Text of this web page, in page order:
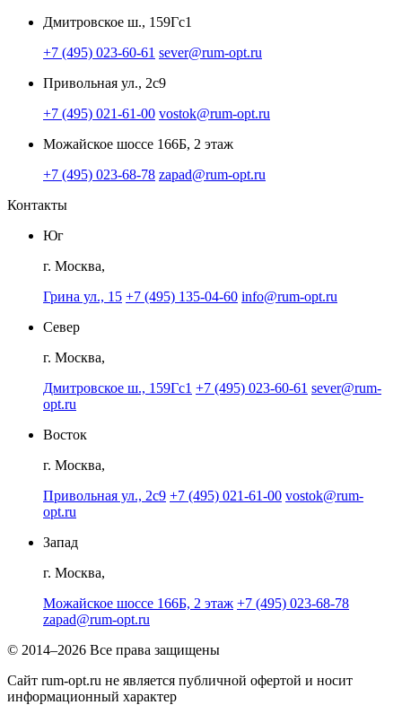
Дмитровское ш., 159Гс1
+7 (495) 023-60-61 sever@rum-opt.ru
Привольная ул., 2с9
+7 (495) 021-61-00 vostok@rum-opt.ru
Можайское шоссе 166Б, 2 этаж
+7 (495) 023-68-78 zapad@rum-opt.ru
Контакты
Юг
г. Москва,
Грина ул., 15 +7 (495) 135-04-60 info@rum-opt.ru
Север
г. Москва,
Дмитровское ш., 159Гс1 +7 (495) 023-60-61 sever@rum-
opt.ru
Восток
г. Москва,
Привольная ул., 2с9 +7 (495) 021-61-00 vostok@rum-
opt.ru
Запад
г. Москва,
Можайское шоссе 166Б, 2 этаж +7 (495) 023-68-78
zapad@rum-opt.ru
© 2014–2026 Все права защищены
Сайт rum-opt.ru не является публичной офертой и носит
информационный характер